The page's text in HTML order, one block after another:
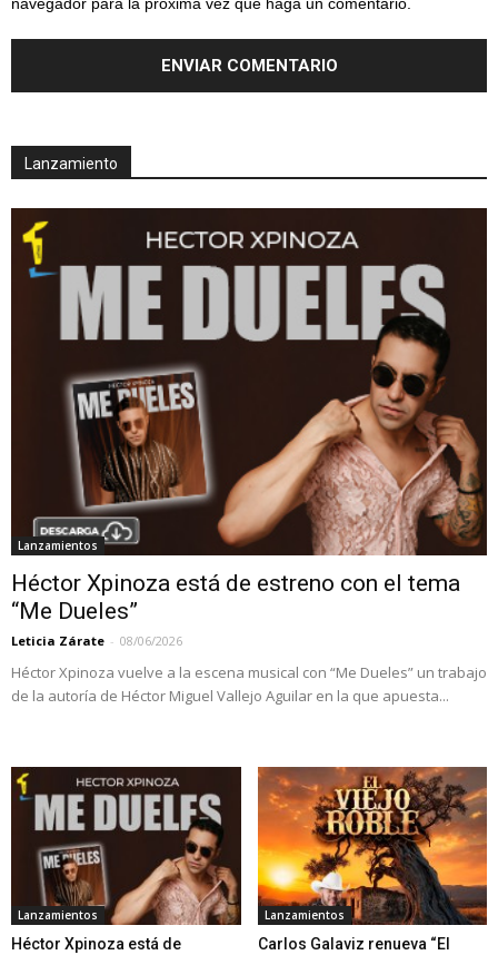
Lanzamiento
Lanzamientos
Héctor Xpinoza está de estreno con el tema
“Me Dueles”
Leticia Zárate - 08/06/2026
Héctor Xpinoza vuelve a la escena musical con “Me Dueles” un trabajo
de la autoría de Héctor Miguel Vallejo Aguilar en la que apuesta...
Lanzamientos
Héctor Xpinoza está de
Lanzamientos
Carlos Galaviz renueva “El